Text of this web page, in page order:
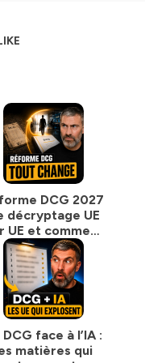
tes études,
premier CDI
politique-de-
DCG 2027
décryptage UE
UE et comment
candidats vont
se préparer
aux nouveaux
examens (sujets
zéro à l'appui)
DCG face à l’IA :
matières qui